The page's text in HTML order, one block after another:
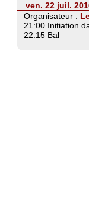
ven. 22 juil.
Organisateur :
21:00 Initiation
22:15 Bal